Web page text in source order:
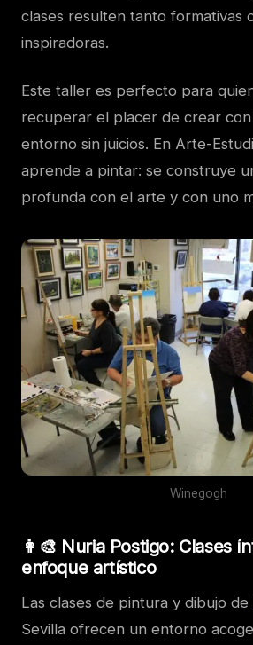
clases resulten tanto formativas
inspiradoras.
Este taller es perfecto para
recuperar el placer de crear con
entorno sin juicios. En Arte-
aprende a pintar: se construye
profunda con el arte y con uno
Winegogh
👩‍🎨 Nuria Postigo: Clases
enfoque artístico
Las clases de pintura y dibujo de
Sevilla ofrecen un entorno